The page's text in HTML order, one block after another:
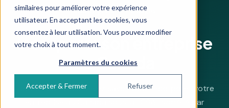
similaires pour améliorer votre expérience
utilisateur. En acceptant les cookies, vous
consentez à leur utilisation. Vous pouvez modifier
votre choix à tout moment.
Paramètres du cookies
Accepter & Fermer Refuser
Guide gratuit — 15 pages
Incorporer son entreprise
au Canada
Tout ce que vous devez savoir pour incorporer votre
entreprise au Canada sous la LCSA : société par